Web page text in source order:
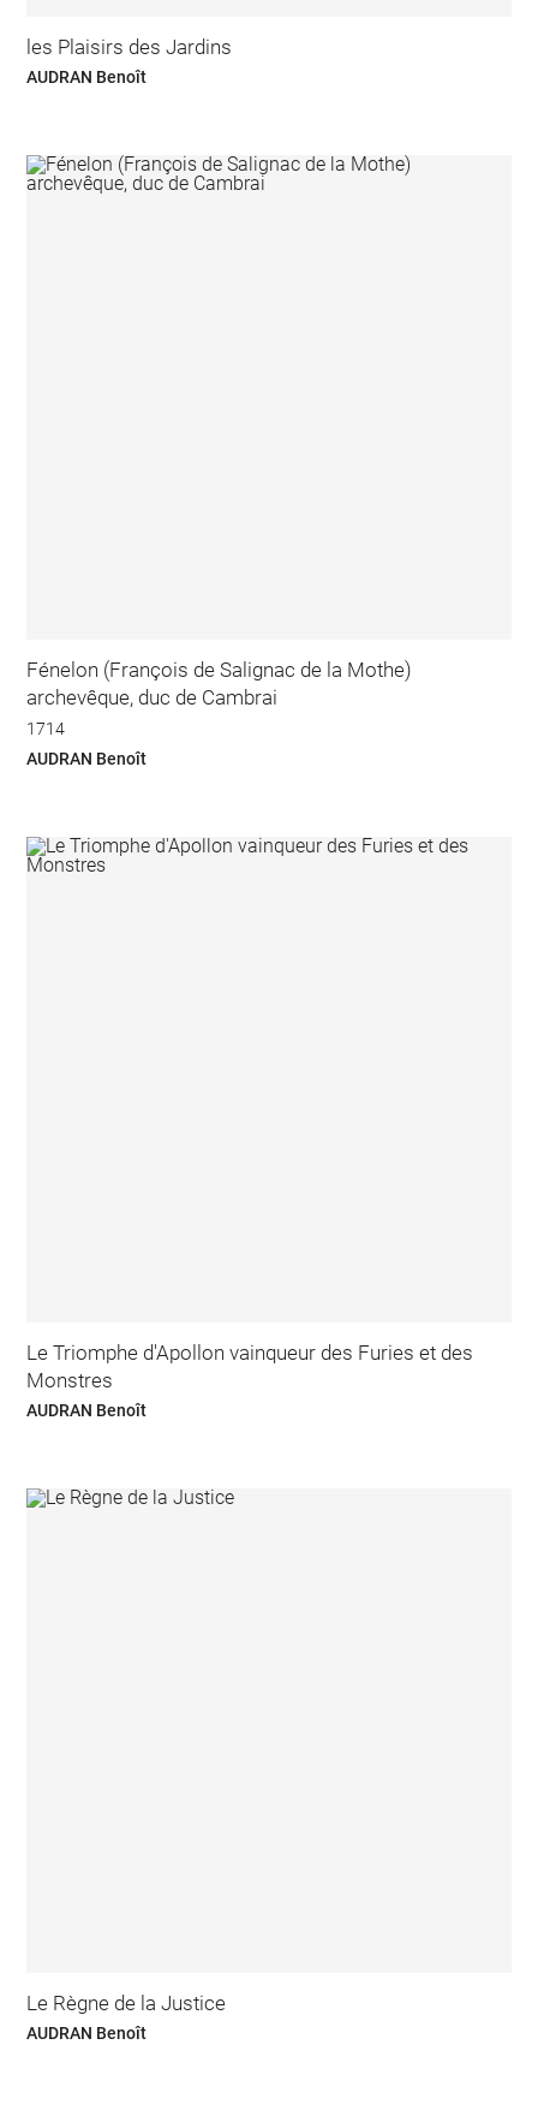
les Plaisirs des Jardins
AUDRAN Benoît
Fénelon (François de Salignac de la Mothe)
archevêque, duc de Cambrai
1714
AUDRAN Benoît
Le Triomphe d'Apollon vainqueur des Furies et des
Monstres
AUDRAN Benoît
Le Règne de la Justice
AUDRAN Benoît